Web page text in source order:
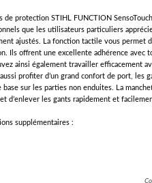
de protection STIHL FUNCTION
que les utilisateurs particuliers
ajustés. La fonction tactile vous permet
Ils offrent une excellente adhérence avec
ainsi également travailler efficacement
profiter d’un grand confort de port, les
base sur les parties non enduites. La
d’enlever les gants rapidement et
supplémentaires :